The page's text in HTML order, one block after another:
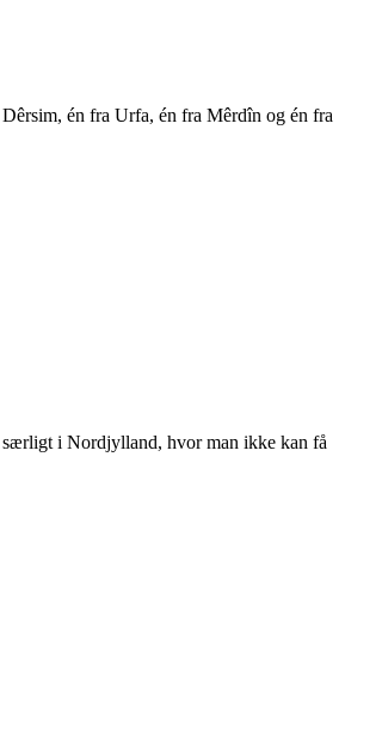
én fra Urfa, én fra Mêrdîn og én fra
særligti Nordjylland, hvorman ikke kan få